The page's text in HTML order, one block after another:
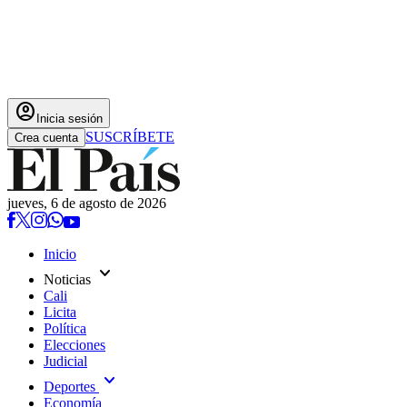
account_circle Inicia sesión
Crea cuenta SUSCRÍBETE
jueves, 6 de agosto de 2026
Inicio
Noticias expand_more
Cali
Licita
Política
Elecciones
Judicial
Deportes expand_more
Economía